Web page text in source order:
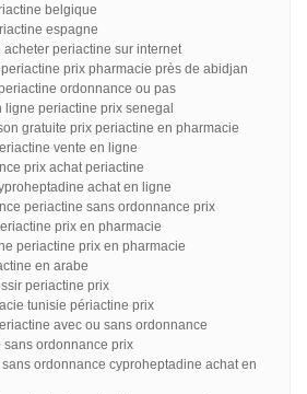
belgique
espagne
periactine sur internet
prix pharmacie près de abidjan
ordonnance ou pas
periactine prix senegal
gratuite prix periactine en pharmacie
vente en ligne
prix achat periactine
achat en ligne
periactine sans ordonnance prix
prix en pharmacie
periactine prix en pharmacie
en arabe
periactine prix
tunisie périactine prix
avec ou sans ordonnance
ordonnance prix
ordonnance cyproheptadine achat en